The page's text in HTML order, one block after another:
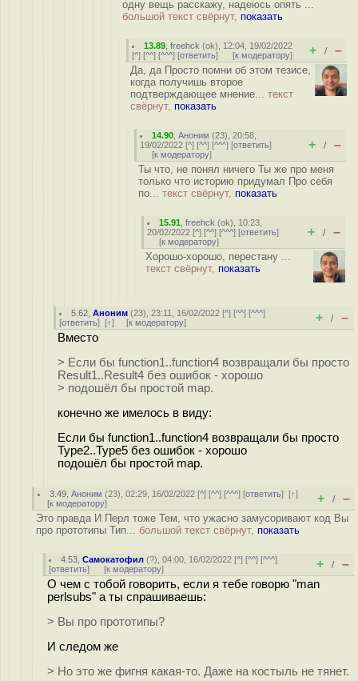
одну вещь расскажу, надеюсь опять ...
большой текст свёрнут, показать
13.89 ,freehck (ok), 12:04, 19/02/2022
[^] [^^] [^^^] [ответить] [к модератору] + / –
Да, да Просто помни об этом тезисе,
когда получишь второе
подтверждающее мнение... текст
свёрнут, показать
14.90 ,Аноним (23), 20:58,
19/02/2022 [^] [^^] [^^^] [ответить]
[к модератору]
+ / –
Ты что, не понял ничего Ты же про меня
только что историю придумал Про себя
по... текст свёрнут, показать
15.91 ,freehck (ok), 10:23,
20/02/2022 [^] [^^] [^^^] [ответить]
[к модератору]
+ / –
Хорошо-хорошо, перестану ...
текст свёрнут, показать
5.62 ,Аноним (23), 23:11, 16/02/2022 [^] [^^] [^^^]
[ответить] [↑] [к модератору] + / –
Вместо
> Если бы function1..function4 возвращали бы просто
Result1..Result4 без ошибок - хорошо
> подошёл бы простой map.
конечно же имелось в виду:
Если бы function1..function4 возвращали бы просто
Type2..Type5 без ошибок - хорошо
подошёл бы простой map.
3.49 ,Аноним (23), 02:29, 16/02/2022 [^] [^^] [^^^] [ответить][↑]
[к модератору] + / –
Это правда И Перл тоже Тем, что ужасно замусоривают код Вы
про прототипы Тип... большой текст свёрнут, показать
4.53 ,Самокатофил (?), 04:00, 16/02/2022 [^] [^^] [^^^]
[ответить] [к модератору] + / –
О чем с тобой говорить, если я тебе говорю "man
perlsubs" а ты спрашиваешь:
> Вы про прототипы?
И следом же
> Но это же фигня какая-то. Даже на костыль не тянет.